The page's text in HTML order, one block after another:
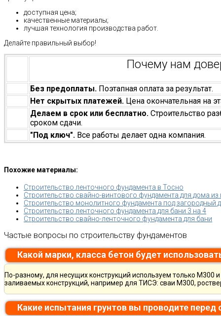
доступная цена;
качественные материалы;
лучшая технология производства работ.
Делайте правильный выбор!
Почему нам
Без предоплаты. Поэтапная оплата за результат.
Нет скрытых платежей. Цена окончательная на
Делаем в срок или бесплатно. Строительство
сроком сдачи.
"Под ключ". Все работы делает одна компания.
Похожие материалы:
Строительство ленточного фундамента в Тосно
Строительство свайно-винтового фундамента для дома
Строительство монолитного фундамента под загородный
Строительство ленточного фундамента для бани 3 на 4
Строительство свайно-ленточного фундамента для бани
Частые вопросы по строительству фундаментов
Какой марки, класса бетон будет
По-разному, для несущих конструкций используем только М300
заливаемых конструкций, например для ТИСЭ: сваи М300,
Какие испытания грунтов вы проводите перед